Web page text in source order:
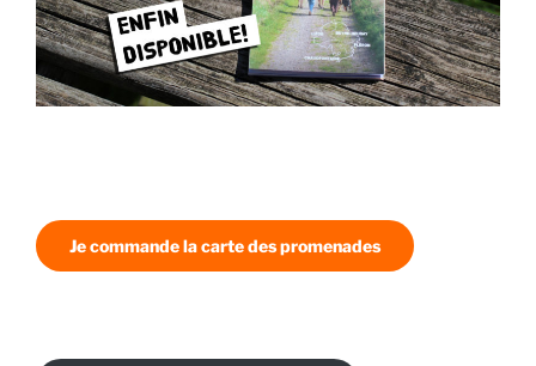
Je commande la carte des promenades